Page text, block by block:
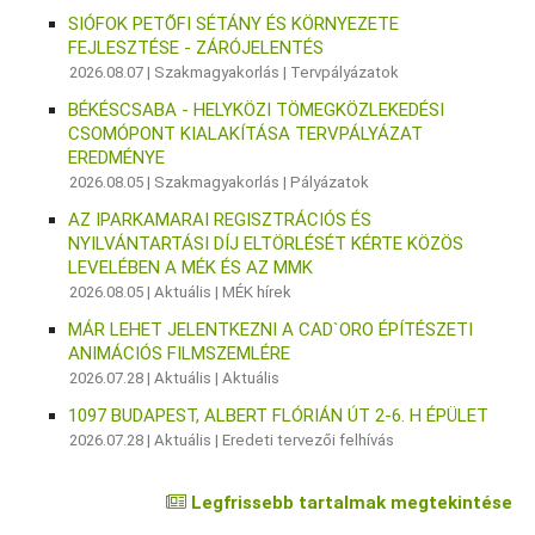
SIÓFOK PETŐFI SÉTÁNY ÉS KÖRNYEZETE
FEJLESZTÉSE - ZÁRÓJELENTÉS
2026.08.07 | Szakmagyakorlás | Tervpályázatok
BÉKÉSCSABA - HELYKÖZI TÖMEGKÖZLEKEDÉSI
CSOMÓPONT KIALAKÍTÁSA TERVPÁLYÁZAT
EREDMÉNYE
2026.08.05 | Szakmagyakorlás |Pályázatok
AZ IPARKAMARAI REGISZTRÁCIÓS ÉS
NYILVÁNTARTÁSI DÍJ ELTÖRLÉSÉT KÉRTE KÖZÖS
LEVELÉBEN A MÉK ÉS AZ MMK
2026.08.05 |Aktuális |MÉK hírek
MÁR LEHET JELENTKEZNI A CAD`ORO ÉPÍTÉSZETI
ANIMÁCIÓS FILMSZEMLÉRE
2026.07.28 |Aktuális |Aktuális
1097 BUDAPEST, ALBERT FLÓRIÁN ÚT 2-6. H ÉPÜLET
2026.07.28 |Aktuális |Eredeti tervezői felhívás
Legfrissebb tartalmak megtekintése